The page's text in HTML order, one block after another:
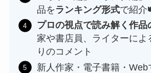
品を ランキング形式で紹介
プロの視点で読み解く作品
家や書店員、ライターによ
りのコメント
新人作家・電子書籍・Web